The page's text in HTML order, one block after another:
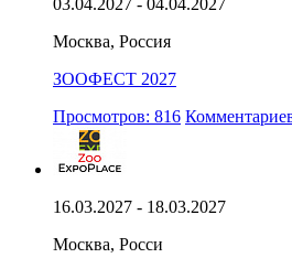
Москва, Россия
ЗООФЕСТ 2027
Просмотров: 816
16.03.2027 - 18.03.2027
Москва, Росси